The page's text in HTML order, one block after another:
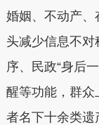
婚姻、不动产
头减少信息不
序、民政“身后
醒等功能，群众
者名下十余类遗